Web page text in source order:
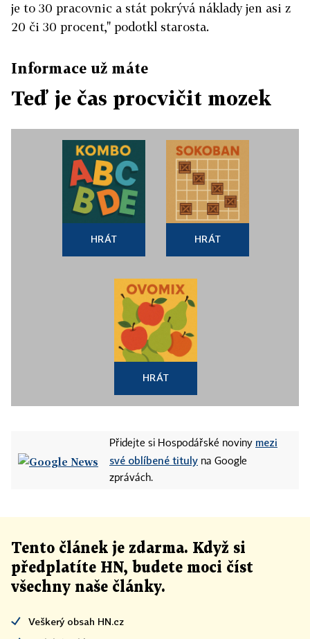
je to 30 pracovnic a stát pokrývá náklady jen asi z
20 či 30 procent," podotkl starosta.
Informace už máte
Teď je čas procvičit mozek
HRÁT HRÁT
HRÁT
Přidejte si Hospodářské noviny mezi
své oblíbené tituly na Google
zprávách.
Tento článek je zdarma. Když si
předplatíte HN, budete moci číst
všechny naše články.
Veškerý obsah HN.cz